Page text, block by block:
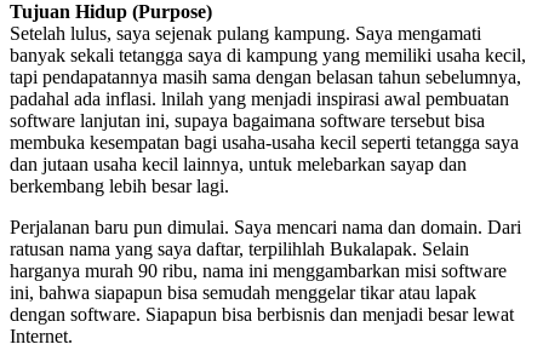
Tujuan Hidup (Purpose)
Setelah lulus, saya sejenak pulang kampung. Saya mengamati
banyak sekali tetangga saya di kampung yang memiliki usaha kecil,
tapi pendapatannya masih sama dengan belasan tahun sebelumnya,
padahal ada inflasi. lnilah yang menjadi inspirasi awal pembuatan
software lanjutan ini, supaya bagaimana software tersebut bisa
membuka kesempatan bagi usaha-usaha kecil seperti tetangga saya
dan jutaan usaha kecil lainnya, untuk melebarkan sayap dan
berkembang lebih besar lagi.
Perjalanan baru pun dimulai. Saya mencari nama dan domain. Dari
ratusan nama yang saya daftar, terpilihlah Bukalapak. Selain
harganya murah 90 ribu, nama ini menggambarkan misi software
ini, bahwa siapapun bisa semudah menggelar tikar atau lapak
dengan software. Siapapun bisa berbisnis dan menjadi besar lewat
Internet.